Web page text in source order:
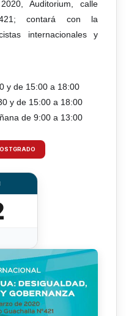
Auditorium, calle
contará con la
internacionales y
y de 15:00 a 18:00
y de 15:00 a 18:00
de 9:00 a 13:00